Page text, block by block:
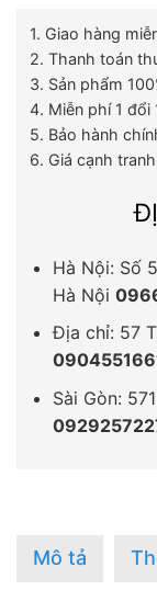
1. Giao hàng
2. Thanh toán
3. Sản phẩm
4. Miễn phí 1 đổi
5. Bảo hành
6. Giá cạnh
Hà Nội: Số
Hà Nội
Địa chỉ: 57
Sài Gòn:
Mô tả